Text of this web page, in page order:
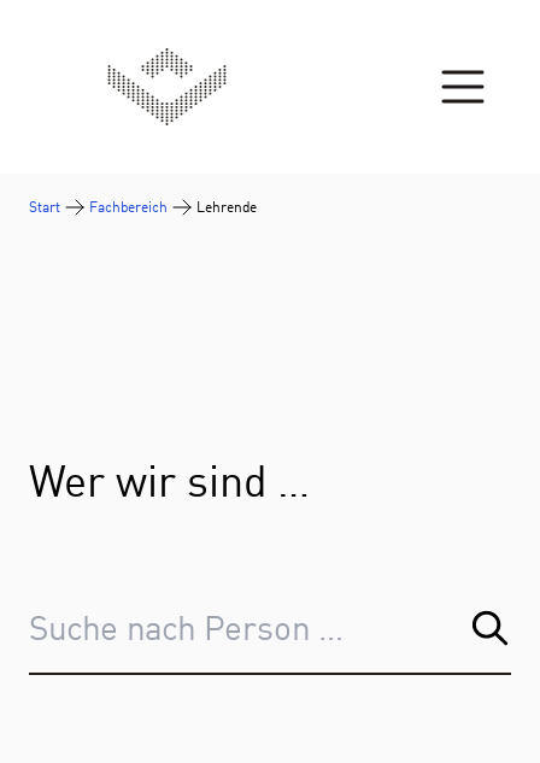
Start Fachbereich Lehrende
Wer wir sind …